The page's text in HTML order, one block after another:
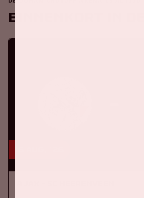
Binnenkort in de